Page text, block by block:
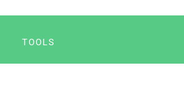
TOOLS